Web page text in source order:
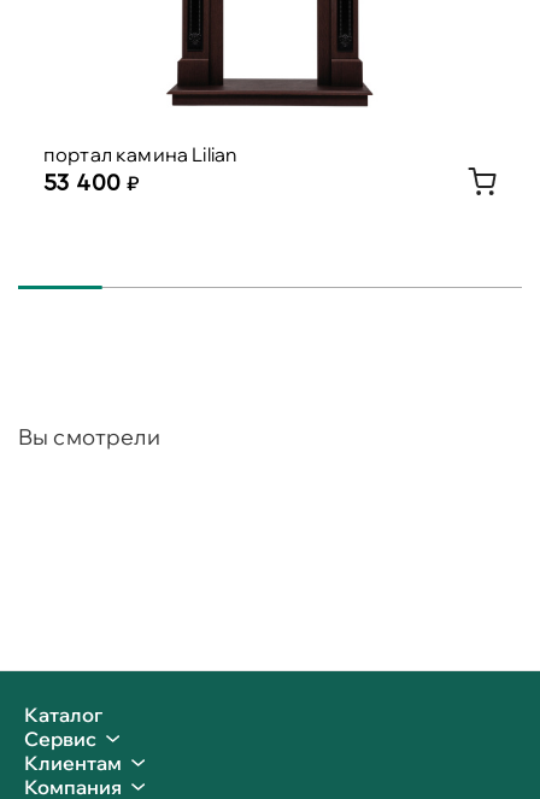
портал камина Lilian
53 400
Вы смотрели
Каталог
Сервис
Клиентам
Компания